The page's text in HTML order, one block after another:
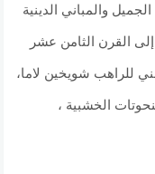
والمباني الدينية
القرن الثامن عشر
للراهب شويخين لاما،
الخشبية ،